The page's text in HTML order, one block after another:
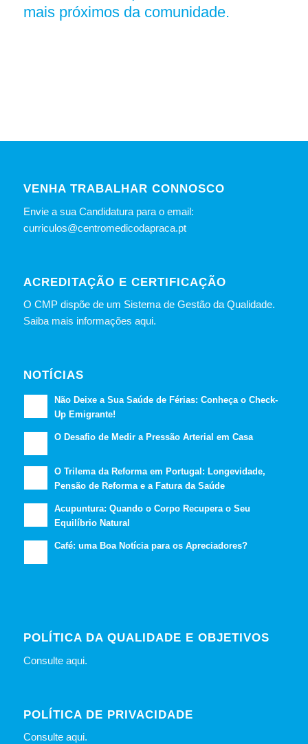
mais próximos da comunidade.
VENHA TRABALHAR CONNOSCO
Envie a sua Candidatura para o email:
curriculos@centromedicodapraca.pt
ACREDITAÇÃO E CERTIFICAÇÃO
O CMP dispõe de um Sistema de Gestão da Qualidade.
Saiba mais informações aqui.
NOTÍCIAS
Não Deixe a Sua Saúde de Férias: Conheça o Check-
Up Emigrante!
O Desafio de Medir a Pressão Arterial em Casa
O Trilema da Reforma em Portugal: Longevidade,
Pensão de Reforma e a Fatura da Saúde
Acupuntura: Quando o Corpo Recupera o Seu
Equilíbrio Natural
Café: uma Boa Notícia para os Apreciadores?
POLÍTICA DA QUALIDADE E OBJETIVOS
Consulte aqui.
POLÍTICA DE PRIVACIDADE
Consulte aqui.